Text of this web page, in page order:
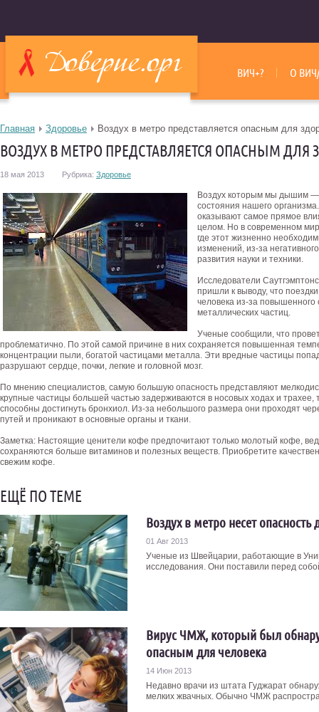
ВИЧ+? О
Главная Здоровье Воздух в метро представляется опасным для
ВОЗДУХ В МЕТРО ПРЕДСТАВЛЯЕТСЯ ОПАСНЫМ
18 мая 2013 Рубрика: Здоровье
Воздух которым мы дышим —
состояния нашего
оказывают самое прямое
целом. Но в современном
где этот жизненно
изменений, из-за
развития науки и техники.
Исследователи
пришли к выводу, что
человека из-за
металлических частиц.
Ученые сообщили, что
проблематично. По этой самой причине в них сохраняется повышенная
концентрации пыли, богатой частицами металла. Эти вредные частицы
разрушают сердце, почки, легкие и головной мозг.
По мнению специалистов, самую большую опасность представляют
крупные частицы большей частью задерживаются в носовых ходах и трахее,
способны достигнуть бронхиол. Из-за небольшого размера они проходят
путей и проникают в основные органы и ткани.
Заметка: Настоящие ценители кофе предпочитают только молотый кофе,
сохраняются больше витаминов и полезных веществ. Приобретите
свежим кофе.
ЕЩЁ ПО ТЕМЕ
Воздух в метро несет опасность
01 Авг 2013
Ученые из Швейцарии, работающие в
исследования. Они поставили перед
Вирус ЧМЖ, который был
опасным для человека
14 Июн 2013
Недавно врачи из штата Гуджарат
мелких жвачных. Обычно ЧМЖ